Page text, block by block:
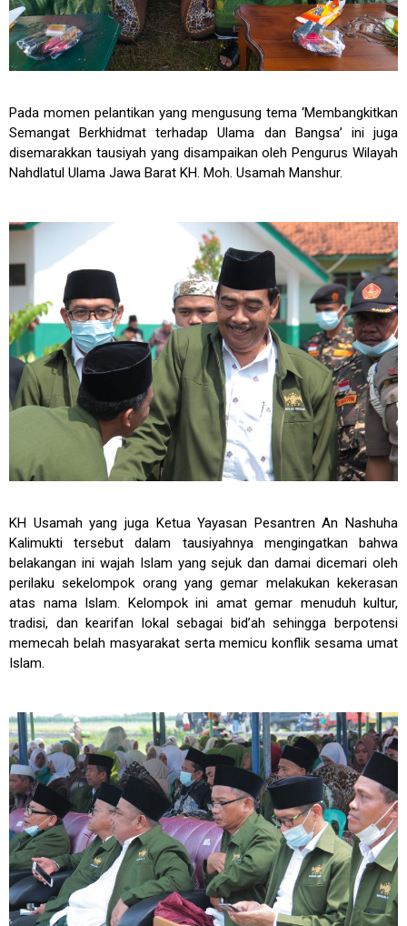
Pada momen pelantikan yang mengusung tema ‘Membangkitkan
Semangat Berkhidmat terhadap Ulama dan Bangsa’ ini juga
disemarakkan tausiyah yang disampaikan oleh Pengurus Wilayah
Nahdlatul Ulama Jawa Barat KH. Moh. Usamah Manshur.
KH Usamah yang juga Ketua Yayasan Pesantren An Nashuha
Kalimukti tersebut dalam tausiyahnya mengingatkan bahwa
belakangan ini wajah Islam yang sejuk dan damai dicemari oleh
perilaku sekelompok orang yang gemar melakukan kekerasan
atas nama Islam. Kelompok ini amat gemar menuduh kultur,
tradisi, dan kearifan lokal sebagai bid’ah sehingga berpotensi
memecah belah masyarakat serta memicu konflik sesama umat
Islam.